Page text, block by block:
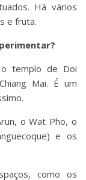
Há vários
e fruta.
templo de Doi
Mai. É um
o Wat Pho, o
e os
como os